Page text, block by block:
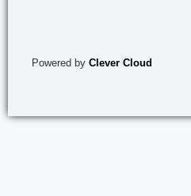
Powered by Clever Cloud